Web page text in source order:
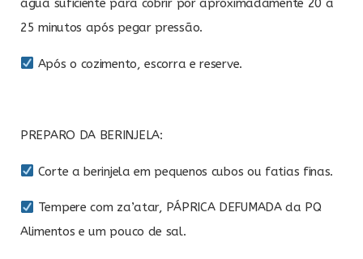
água suficiente para cobrir por aproximadamente 20 a
25 minutos após pegar pressão.
Após o cozimento, escorra e reserve.
PREPARO DA BERINJELA:
Corte a berinjela em pequenos cubos ou fatias finas.
Tempere com za’atar, PÁPRICA DEFUMADA da PQ
Alimentos e um pouco de sal.